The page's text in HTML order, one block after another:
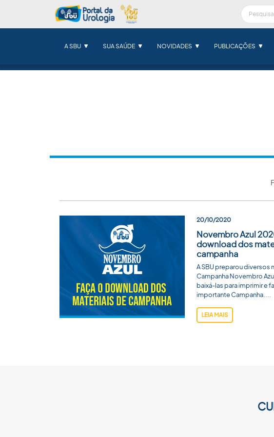
A SBU SUA SAÚDE NOVIDADES PUBLICAÇÕES
20/10/2020
Novembro Azul
download dos
campanha
A SBU preparou diversos
Campanha Novembro
baixá-las para imprimir e
importante Campanha....
LEIA MAIS